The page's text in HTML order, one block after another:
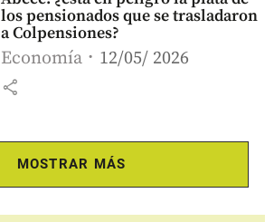
los pensionados que se trasladaron
a Colpensiones?
Economía 12/05/ 2026
share
MOSTRAR MÁS